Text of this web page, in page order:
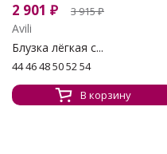
2 901 ₽ 3 915₽
Avili
Блузка лёгкая с...
44 46 48 50 52 54
В корзину